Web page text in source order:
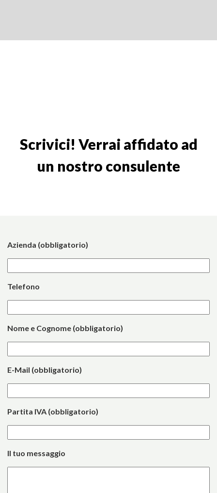
Scrivici! Verrai affidato ad
un nostro consulente
Azienda (obbligatorio)
Telefono
Nome e Cognome (obbligatorio)
E-Mail (obbligatorio)
Partita IVA (obbligatorio)
Il tuo messaggio